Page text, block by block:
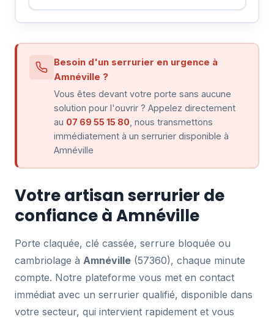
Besoin d'un serrurier en urgence à
Amnéville ?
Vous êtes devant votre porte sans aucune
solution pour l'ouvrir ? Appelez directement
au 07 69 55 15 80 , nous transmettons
immédiatement à un serrurier disponible à
Amnéville
Votre artisan serrurier de
confiance à Amnéville
Porte claquée, clé cassée, serrure bloquée ou
cambriolage à Amnéville (57360), chaque minute
compte. Notre plateforme vous met en contact
immédiat avec un serrurier qualifié, disponible dans
votre secteur, qui intervient rapidement et vous